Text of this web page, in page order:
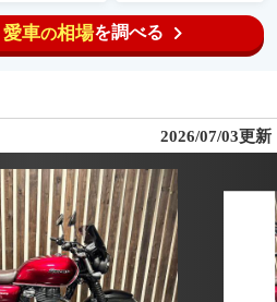
愛車の相場を調べる
2026/07/03更新